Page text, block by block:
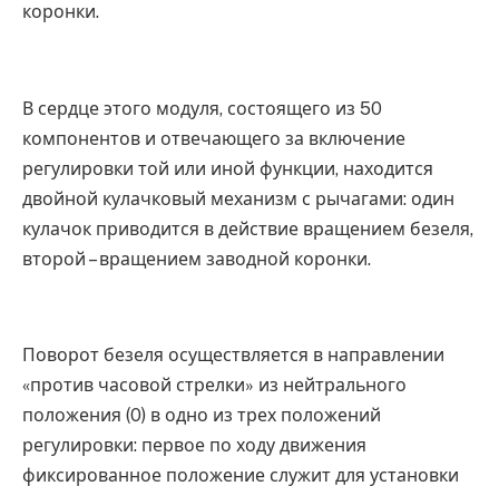
коронки.
В сердце этого модуля, состоящего из 50
компонентов и отвечающего за включение
регулировки той или иной функции, находится
двойной кулачковый механизм с рычагами: один
кулачок приводится в действие вращением безеля,
второй – вращением заводной коронки.
Поворот безеля осуществляется в направлении
«против часовой стрелки» из нейтрального
положения (0) в одно из трех положений
регулировки: первое по ходу движения
фиксированное положение служит для установки